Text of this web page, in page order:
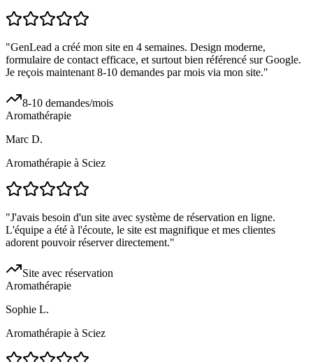
"GenLead a créé mon site en 4 semaines. Design moderne,
formulaire de contact efficace, et surtout bien référencé sur Google.
Je reçois maintenant 8-10 demandes par mois via mon site."
8-10 demandes/mois
Aromathérapie
Marc D.
Aromathérapie à Sciez
"J'avais besoin d'un site avec système de réservation en ligne.
L'équipe a été à l'écoute, le site est magnifique et mes clientes
adorent pouvoir réserver directement."
Site avec réservation
Aromathérapie
Sophie L.
Aromathérapie à Sciez